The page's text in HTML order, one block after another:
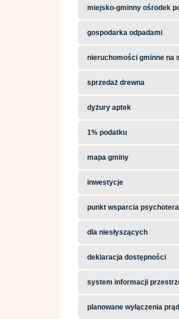
miejsko-gminny ośrodek
gospodarka odpadami
nieruchomości gminne na
sprzedaż drewna
dyżury aptek
1% podatku
mapa gminy
inwestycje
punkt wsparcia
dla niesłyszących
deklaracja dostępności
system informacji
planowane wyłączenia